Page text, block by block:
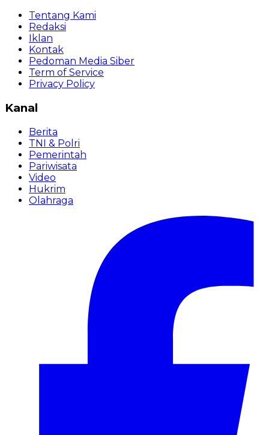
Tentang Kami
Redaksi
Iklan
Kontak
Pedoman Media Siber
Term of Service
Privacy Policy
Kanal
Berita
TNI & Polri
Pemerintah
Pariwisata
Video
Hukrim
Olahraga